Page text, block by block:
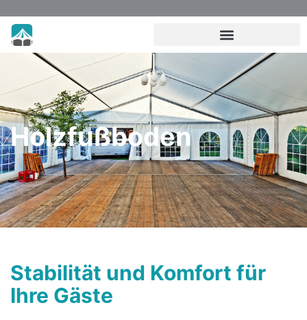
Holzfußboden
Stabilität und Komfort für
Ihre Gäste